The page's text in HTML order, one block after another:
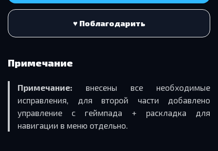
♥ Поблагодарить
Примечание
Примечание: внесены все необходимые
исправления, для второй части добавлено
управление с геймпада + раскладка для
навигации в меню отдельно.